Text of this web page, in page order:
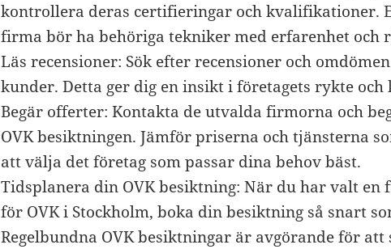
kontrollera deras certifieringar och kvalifikationer.
firma bör ha behöriga tekniker med erfarenhet och
Läs recensioner: Sök efter recensioner och
kunder. Detta ger dig en insikt i företagets rykte och
Begär offerter: Kontakta de utvalda firmorna och
OVK besiktningen. Jämför priserna och tjänsterna
att välja det företag som passar dina behov bäst.
Tidsplanera din OVK besiktning: När du har valt en
för OVK i Stockholm, boka din besiktning så snart
Regelbundna OVK besiktningar är avgörande för att